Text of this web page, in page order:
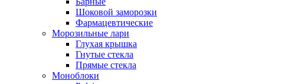
Шоковой заморозки
Фармацевтические
Морозильные лари
Глухая крышка
Гнутые стекла
Прямые стекла
Моноблоки